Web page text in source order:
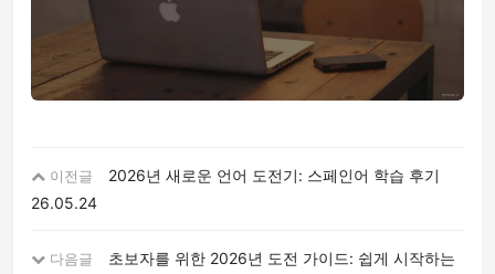
이전글
2026년 새로운 언어 도전기: 스페인어 학습 후기
26.05.24
다음글
초보자를 위한 2026년 도전 가이드: 쉽게 시작하는